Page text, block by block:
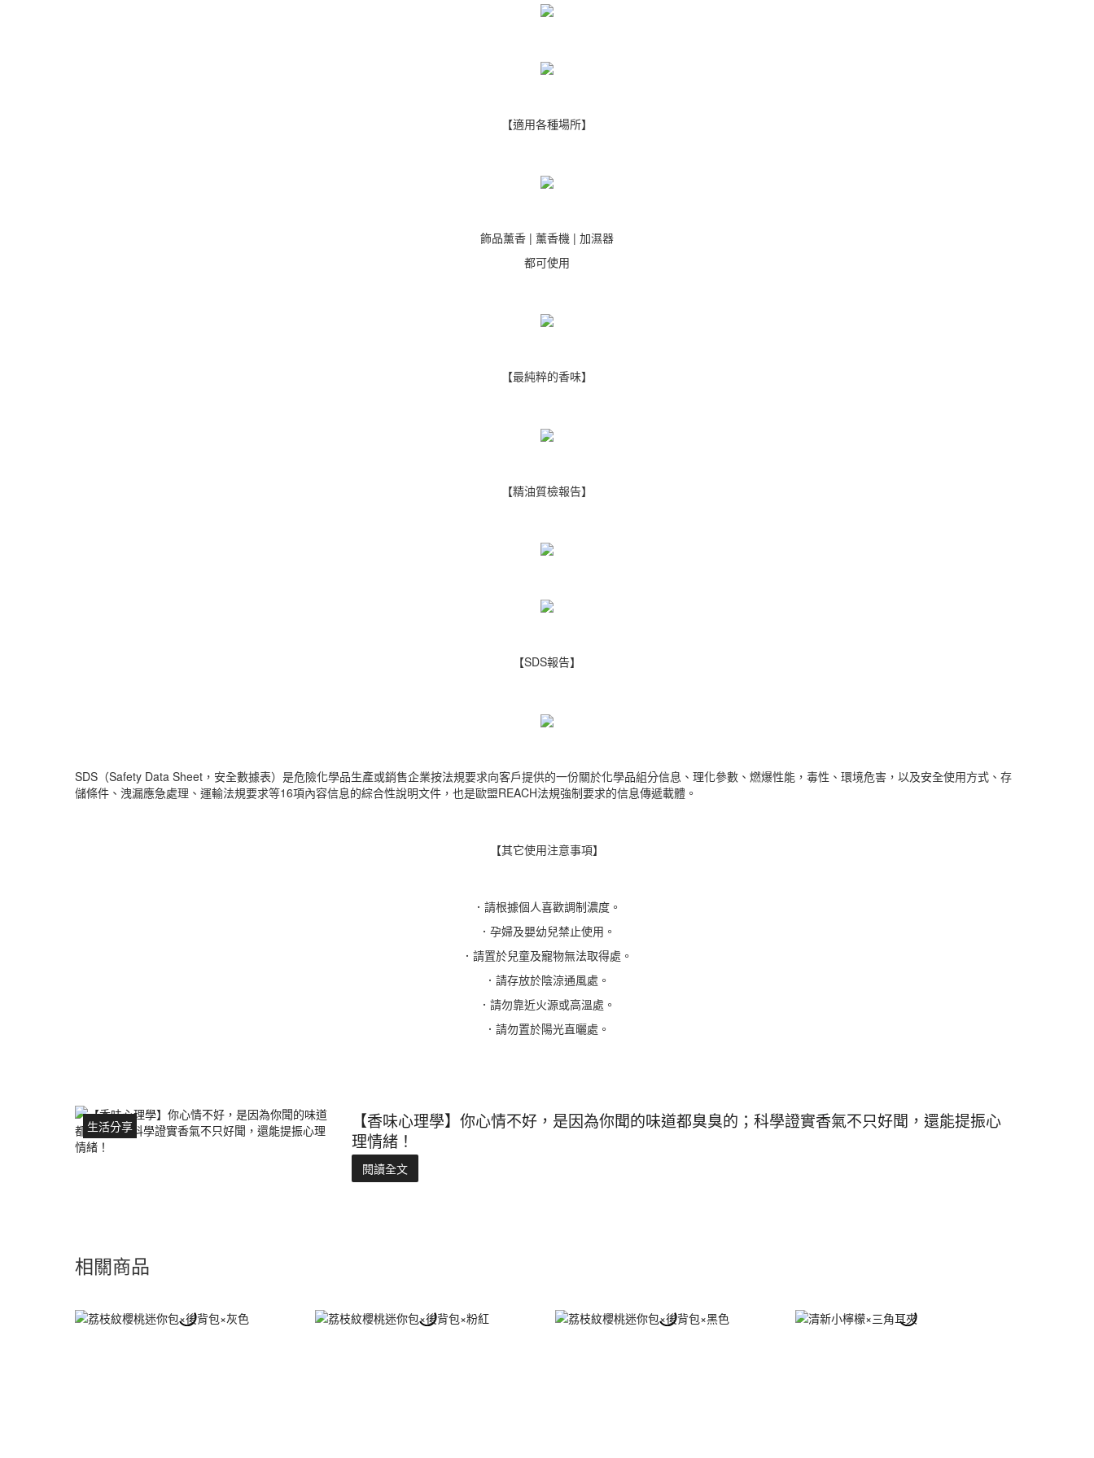
【適用各種場所】
飾品薰香 | 薰香機 | 加濕器
都可使用
【最純粹的香味】
【精油質檢報告】
【SDS報告】
SDS（Safety Data Sheet，安全數據表）是危險化學品生產或銷售企業按法規要求向客戶提供的一份關於化學品組分信息、理化參數、燃爆性能，毒性、環境危害，以及安全使用方式、存
儲條件、洩漏應急處理、運輸法規要求等16項內容信息的綜合性說明文件，也是歐盟REACH法規強制要求的信息傳遞載體。
【其它使用注意事項】
．請根據個人喜歡調制濃度。
．孕婦及嬰幼兒禁止使用。
．請置於兒童及寵物無法取得處。
．請存放於陰涼通風處。
．請勿靠近火源或高溫處。
．請勿置於陽光直曬處。
生活分享
【香味心理學】你心情不好，是因為你聞的味道都臭臭的；科學證實香氣不只好聞，還能提振心
理情緒！
閱讀全文
相關商品